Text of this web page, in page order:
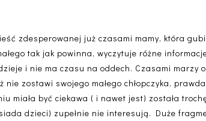
zdesperowanej już czasami mamy, która
tak jak powinna, wyczytuje różne
i nie ma czasu na oddech. Czasami marzy
nie zostawi swojego małego chłopczyka,
miała być ciekawa ( i nawet jest) została
dzieci) zupełnie nie interesują. Duże